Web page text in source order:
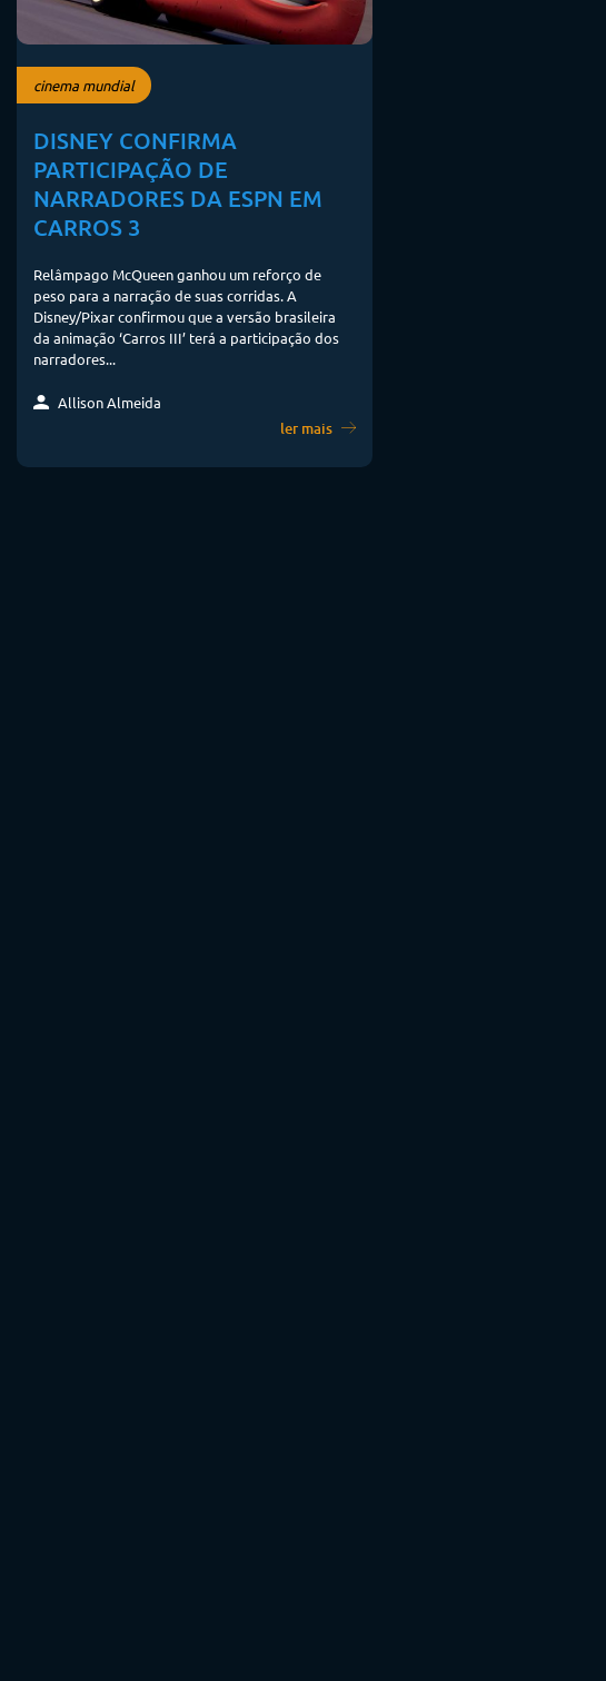
cinema mundial
DISNEY CONFIRMA
PARTICIPAÇÃO DE
NARRADORES DA ESPN EM
CARROS 3
Relâmpago McQueen ganhou um reforço de
peso para a narração de suas corridas. A
Disney/Pixar confirmou que a versão brasileira
da animação ‘Carros III’ terá a participação dos
narradores...
Allison Almeida
ler mais